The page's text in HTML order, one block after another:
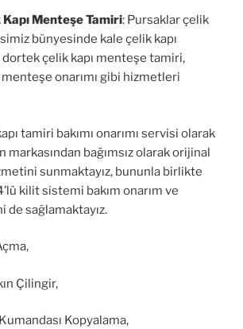
Menteşe Tamiri: Pursaklar çelik
bünyesinde kale çelik kapı
çelik kapı menteşe tamiri,
onarımı gibi hizmetleri
tamiri bakımı onarımı servisi olarak
markasından bağımsız olarak orijinal
sunmaktayız, bununla birlikte
kilit sistemi bakım onarım ve
de sağlamaktayız.
Çilingir,
Kopyalama,